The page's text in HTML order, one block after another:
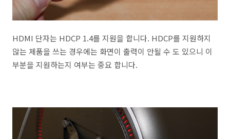
HDMI 단자는 HDCP 1.4를 지원을 합니다. HDCP를 지원하지
않는 제품을 쓰는 경우에는 화면이 출력이 안될 수 도 있으니 이
부분을 지원하는지 여부는 중요 합니다.